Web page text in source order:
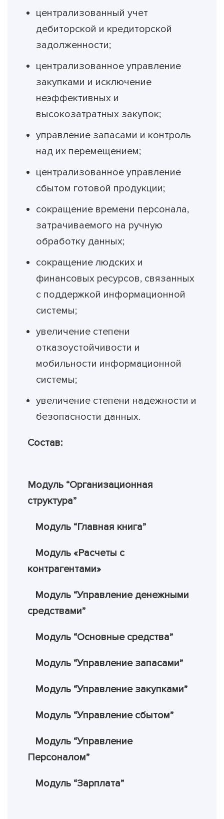
централизованный учет
дебиторской и кредиторской
задолженности;
централизованное управление
закупками и исключение
неэффективных и
высокозатратных закупок;
управление запасами и контроль
над их перемещением;
централизованное управление
сбытом готовой продукции;
сокращение времени персонала,
затрачиваемого на ручную
обработку данных;
сокращение людских и
финансовых ресурсов, связанных
с поддержкой информационной
системы;
увеличение степени
отказоустойчивости и
мобильности информационной
системы;
увеличение степени надежности и
безопасности данных.
Состав:
Модуль “Организационная
структура”
Модуль “Главная книга”
Модуль «Расчеты с
контрагентами»
Модуль “Управление денежными
средствами”
Модуль “Основные средства”
Модуль “Управление запасами”
Модуль “Управление закупками”
Модуль “Управление сбытом”
Модуль “Управление
Персоналом”
Модуль “Зарплата”